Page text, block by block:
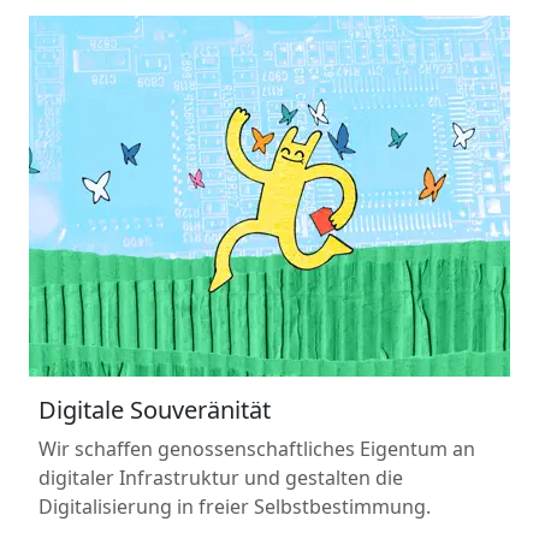
Digitale Souveränität
Wir schaffen genossenschaftliches Eigentum an
digitaler Infrastruktur und gestalten die
Digitalisierung in freier Selbstbestimmung.